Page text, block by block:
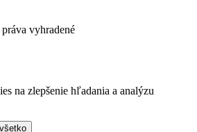
vyhradené
na zlepšenie hľadania a analýzu